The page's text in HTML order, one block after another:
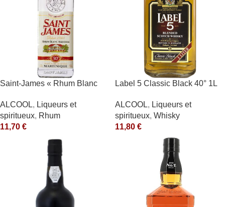
Saint-James « Rhum Blanc
ALCOOL, Liqueurs et
spiritueux, Rhum
11,70 €
Label 5 Classic Black 40° 1L
ALCOOL, Liqueurs et
spiritueux, Whisky
11,80 €